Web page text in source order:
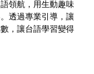
領航，用生動趣味
透過專業引導，讓
，讓台語學習變得